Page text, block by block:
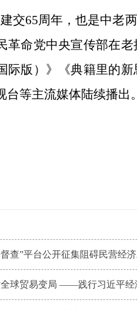
交65周年，也是中老
革命党中央宣传部在
际版）》《典籍里的
台等主流媒体陆续播出。
查”平台公开征集阻碍民营经
全球贸易变局 ——践行习近平经